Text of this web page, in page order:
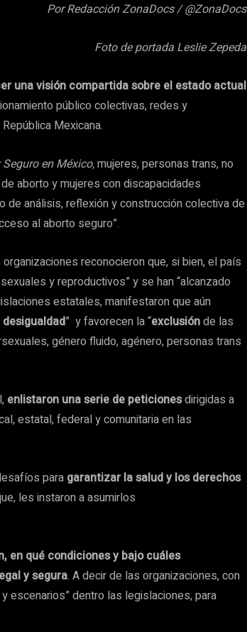
Por Redacción ZonaDocs / @ZonaDocs
Foto de portada Leslie Zepeda
una visión compartida sobre el estado actual
público colectivas, redes y
Mexicana.
en México,mujeres, personas trans, no
aborto y mujeres con discapacidades
de análisis, reflexión y construcción colectiva de
al aborto seguro”.
reconocieron que, si bien, el país
y reproductivos” y se han “alcanzado
estatales, manifestaron que aún
” y favorecen la “exclusiónde las
género fluido, agénero, personas trans
enlistaron una serie de peticionesdirigidas a
estatal, federal y comunitaria en las
para garantizar la salud y los derechos
les instaron a asumirlos
en qué condiciones y bajo cuáles
y segura. A decir de las organizaciones, con
escenarios” dentro las legislaciones, para